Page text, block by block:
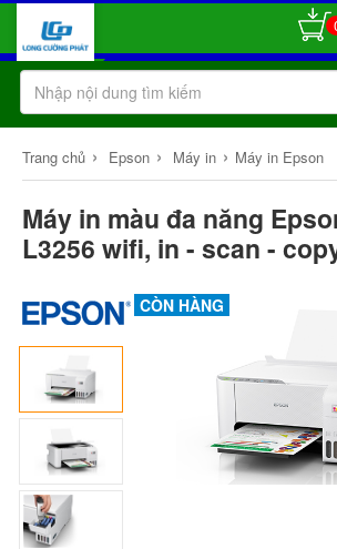
Trang chủ › Epson › Máy in › Máy in Epson
Máy in màu đa năng
L3256 wifi, in - scan -
CÒN HÀNG